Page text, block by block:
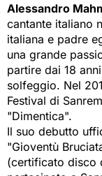
Alessandro
cantante italiano
italiana e padre
una grande
partire dai 18
solfeggio. Nel
Festival di
"Dimentica".
Il suo debutto
"Gioventù
(certificato disco